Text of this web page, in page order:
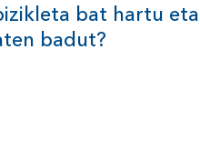
bat hartu eta
badut?